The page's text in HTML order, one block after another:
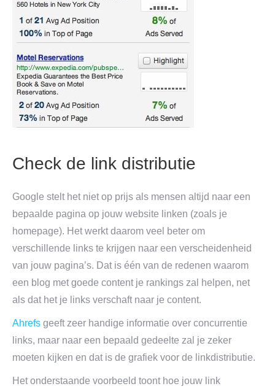
Check de link distributie
Google stelt het niet op prijs als mensen altijd naar een
bepaalde pagina op jouw website linken (zoals je
homepage). Het werkt daarom veel beter om
verschillende links te krijgen naar een verscheidenheid
van jouw pagina’s. Dat is één van de redenen waarom
een blog met goede content je rankings zal helpen, net
als dat het je links verschaft naar je content.
Ahrefs geeft zeer handige informatie over concurrentie
links, maar naar een bepaald gedeelte zal je zeker
moeten kijken en dat is de grafiek voor de linkdistributie.
Het onderstaande voorbeeld toont hoe jouw link